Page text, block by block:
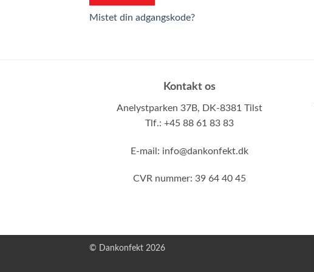
Mistet din adgangskode?
Kontakt os
Anelystparken 37B, DK-8381 Tilst
Tlf.: +45 88 61 83 83
E-mail: info@dankonfekt.dk
CVR nummer: 39 64 40 45
© Dankonfekt 2026